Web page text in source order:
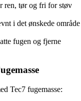
ren, tør og fri for støv
i det ønskede område
fugen og fjerne
Tec7 fugemasse: